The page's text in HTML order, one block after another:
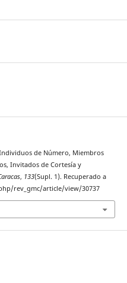
de Número, Miembros
Invitados de Cortesía y
, 133(Supl. 1). Recuperado a
rev_gmc/article/view/30737